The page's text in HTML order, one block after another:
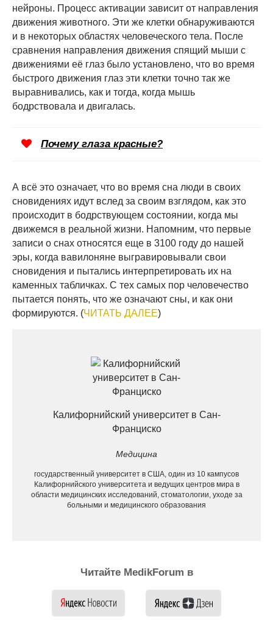
нейроны. Процесс активации зависит от направления
движения животного. Эти же клетки обнаруживаются
и в некоторых областях человеческого тела. После
сравнения направления движения спящий мыши с
движениями её глаз было установлено, что во время
быстрого движения глаз эти клетки точно так же
выравнивались, как и тогда, когда мышь
бодрствовала и двигалась.
Почему глаза красные?
А всё это означает, что во время сна люди в своих
сновидениях идут вслед за своим взглядом, как это
происходит в бодрствующем состоянии, когда мы
движемся в реальной жизни. Напомним, что первые
записи о снах относятся еще в 3100 году до нашей
эры, когда вавилоняне выгравировывали свои
сновидения и пытались интерпретировать их на
каменных табличках. С тех самых пор человечество
пытается понять, что же означают сны, и как они
формируются. (ЧИТАТЬ ДАЛЕЕ)
Калифорнийский университет в Сан-
Франциско
Медицина
государственный университет в США, один из 10 кампусов
Калифорнийского университета и ведущих центров мира в
области медицинских исследований, стоматологии, уходе за
больными и медицинского образования
Читайте MedikForum в